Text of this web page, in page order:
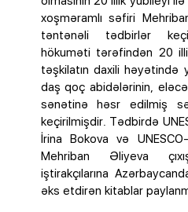
xoşməramlı səfiri
təntənəli tədbirlər
hökuməti tərəfindən 20
təşkilatın daxili
daş qoç abidələrinin,
sənətinə həsr edilmiş
keçirilmişdir. Tədbirdə
İrina Bokova və
Mehriban Əliyeva
iştirakçılarına
əks etdirən kitablar